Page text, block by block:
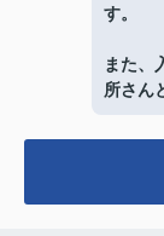
す。
また、
所さん